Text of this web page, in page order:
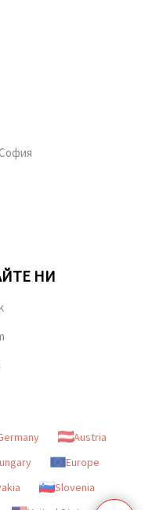
НИ
Austria
Europe
Slovenia